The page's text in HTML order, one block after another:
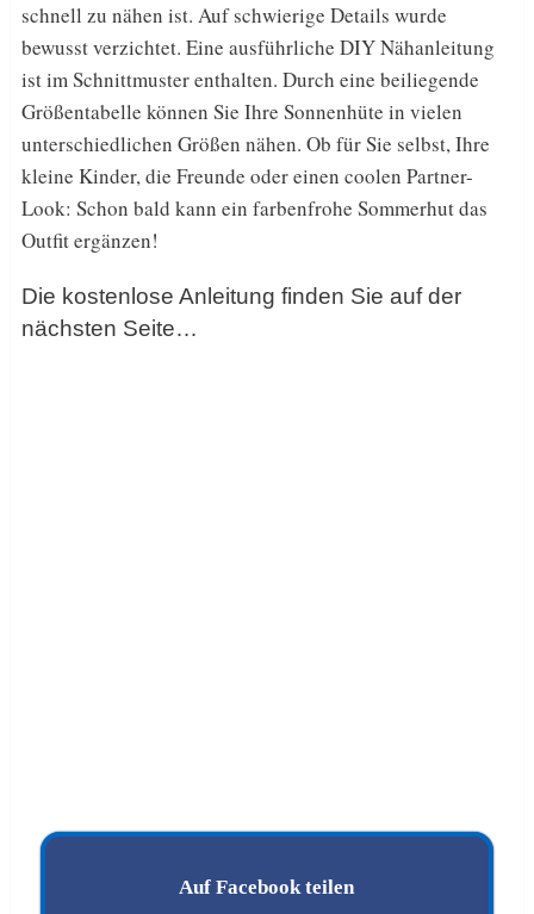
schnell zu nähen ist. Auf schwierige Details wurde
bewusst verzichtet. Eine ausführliche DIY Nähanleitung
ist im Schnittmuster enthalten. Durch eine beiliegende
Größentabelle können Sie Ihre Sonnenhüte in vielen
unterschiedlichen Größen nähen. Ob für Sie selbst, Ihre
kleine Kinder, die Freunde oder einen coolen Partner-
Look: Schon bald kann ein farbenfrohe Sommerhut das
Outfit ergänzen!
Die kostenlose Anleitung finden Sie auf der
nächsten Seite…
Auf Facebook teilen